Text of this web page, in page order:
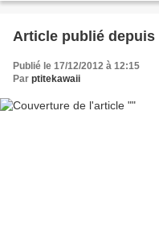
Publié le 17/12/2012 à 12:15
Par ptitekawaii